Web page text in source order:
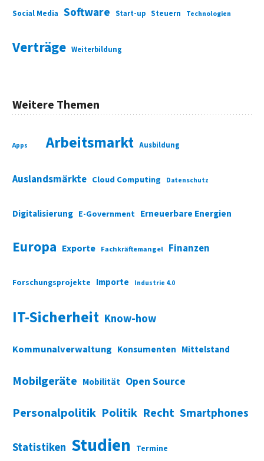
Social Media Software Start-up Steuern Technologien
Verträge Weiterbildung
Weitere Themen
Apps Arbeitsmarkt Ausbildung
Auslandsmärkte Cloud Computing Datenschutz
Digitalisierung E-Government Erneuerbare Energien
Europa Exporte Fachkräftemangel Finanzen
Forschungsprojekte Importe Industrie 4.0
IT-Sicherheit Know-how
Kommunalverwaltung Konsumenten Mittelstand
Mobilgeräte Mobilität Open Source
Personalpolitik Politik Recht Smartphones
Statistiken Studien Termine